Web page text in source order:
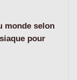
monde selon
pour